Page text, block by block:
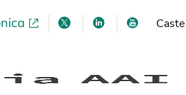
en una pestaña nueva
se abre en una
se abre en
se abre